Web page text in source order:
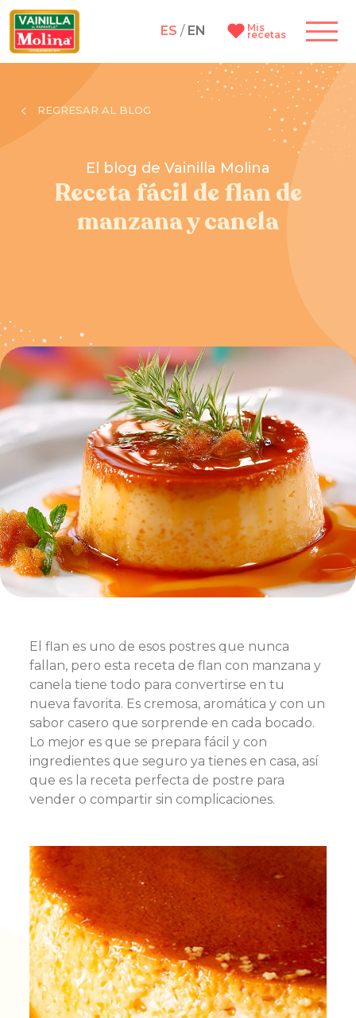
ES / EN Mis
recetas
REGRESAR AL BLOG
El blog de Vainilla Molina
Receta fácil de flan de
manzana y canela
El flan es uno de esos postres que nunca
fallan, pero esta receta de flan con manzana y
canela tiene todo para convertirse en tu
nueva favorita. Es cremosa, aromática y con un
sabor casero que sorprende en cada bocado.
Lo mejor es que se prepara fácil y con
ingredientes que seguro ya tienes en casa, así
que es la receta perfecta de postre para
vender o compartir sin complicaciones.